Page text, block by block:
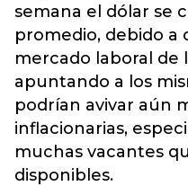
semana el dólar se
promedio, debido a
mercado laboral de
apuntando a los
podrían avivar aún
inflacionarias,
muchas vacantes
disponibles.